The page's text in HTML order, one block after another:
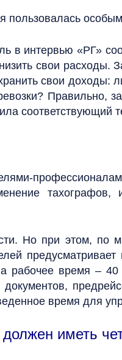
пользовалась
в интервью «РГ»
свои расходы.
свои доходы:
Правильно,
соответствующий
Но при этом, по
рабочее время –
время для
иметь